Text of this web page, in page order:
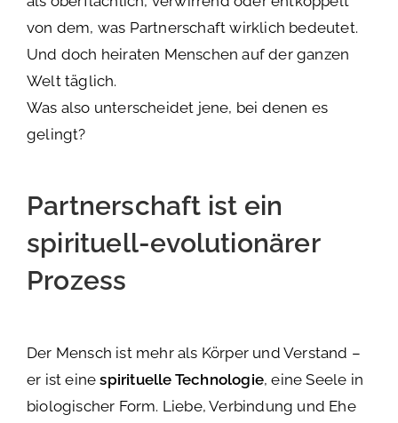
von dem, was Partnerschaft wirklich bedeutet.
Und doch heiraten Menschen auf der ganzen
Welt täglich.
Was also unterscheidet jene, bei denen es
gelingt?
Partnerschaft ist ein
spirituell-evolutionärer
Prozess
Der Mensch ist mehr als Körper und Verstand –
er ist einespirituelle Technologie, eine Seele in
biologischer Form. Liebe, Verbindung und Ehe